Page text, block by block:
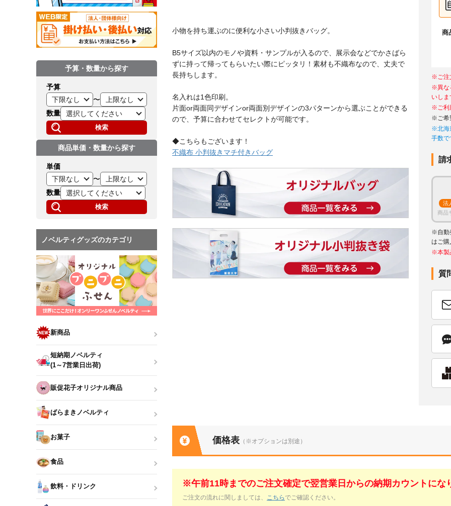
小物を持ち運ぶのに便利な小さい小判抜きバッグ。
B5サイズ以内のモノや資料・サンプルが入るので、展示会などでかさばら
ずに持って帰ってもらいたい際にピッタリ！素材も不織布なので、丈夫で
長持ちします。
名入れは1色印刷。
片面or両面同デザインor両面別デザインの3パターンから選ぶことができる
ので、予算に合わせてセレクトが可能です。
◆こちらもございます！
不織布 小判抜きマチ付きバッグ
商
※ご注
※異な
いしま
※ご利
※ご希
※北海
手数で
請
法
商品
※自動
はご購
※本製
質
価格表 （※オプションは別途）
※午前11時までのご注文確定で翌営業日からの納期カウントにな
ご注文の流れに関しましては、 こちら でご確認ください。
予算・数量から探す
予算
〜
数量
検索
商品単価・数量から探す
単価
〜
数量
検索
ノベルティグッズのカテゴリ
新商品
短納期ノベルティ
(1～7営業日出荷)
販促花子オリジナル商品
ばらまきノベルティ
お菓子
食品
飲料・ドリンク